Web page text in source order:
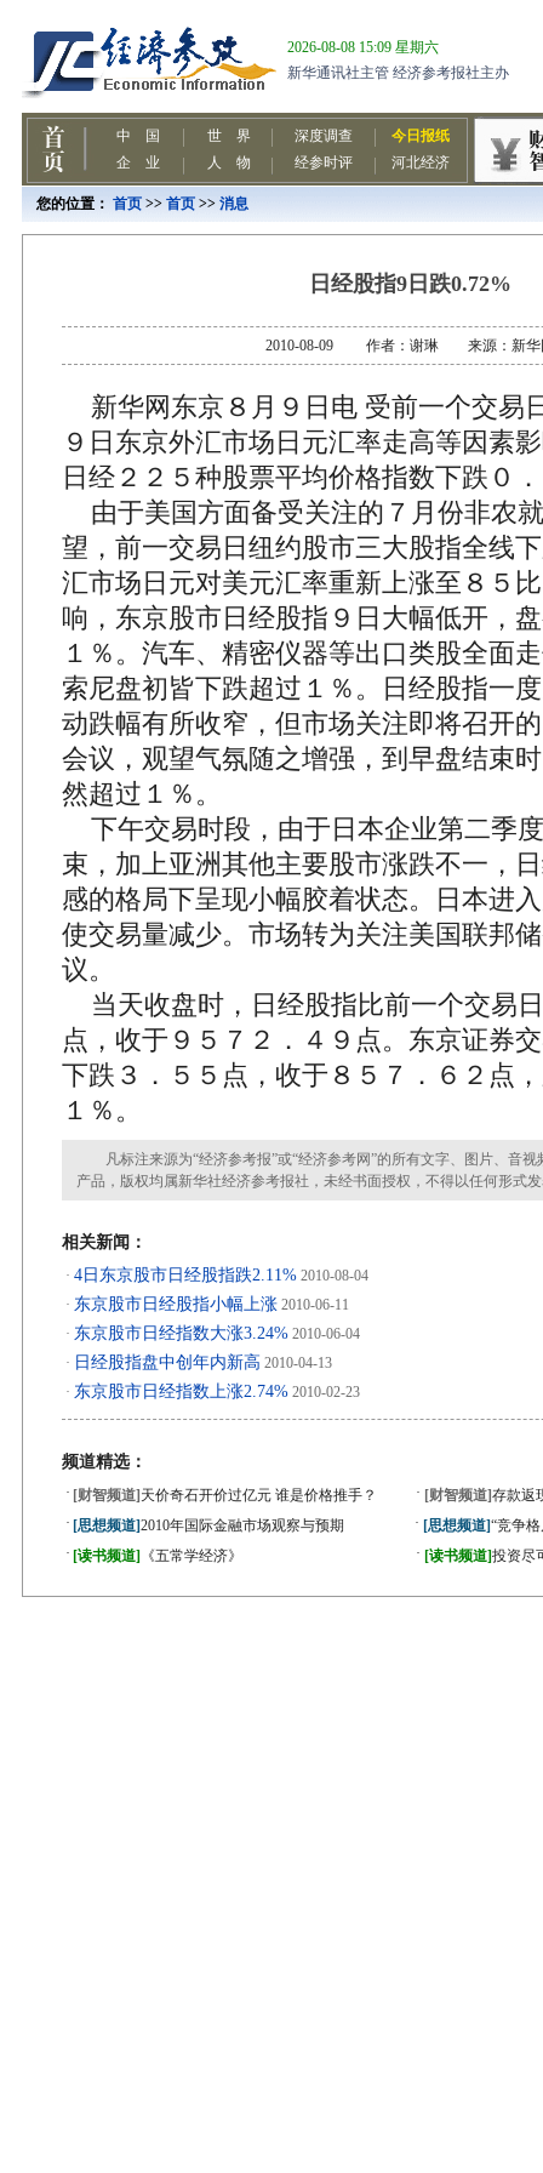
您的位置： 首页 >> 首页 >> 消息
日经股指9日跌0.72%
2010-08-09 作者：谢琳 来源：新华
新华网东京８月９日电 受前一个交易
９日东京外汇市场日元汇率走高等因素
日经２２５种股票平均价格指数下跌０
由于美国方面备受关注的７月份非农
望，前一交易日纽约股市三大股指全线
汇市场日元对美元汇率重新上涨至８５
响，东京股市日经股指９日大幅低开，
１％。汽车、精密仪器等出口类股全面
索尼盘初皆下跌超过１％。日经股指一
动跌幅有所收窄，但市场关注即将召开
会议，观望气氛随之增强，到早盘结束
然超过１％。
下午交易时段，由于日本企业第二季
束，加上亚洲其他主要股市涨跌不一，
感的格局下呈现小幅胶着状态。日本进
使交易量减少。市场转为关注美国联邦
议。
当天收盘时，日经股指比前一个交易
点，收于９５７２．４９点。东京证券
下跌３．５５点，收于８５７．６２点
１％。
凡标注来源为“经济参考报”或“经济参考网”的所有文字、图片、音视
产品，版权均属新华社经济参考报社，未经书面授权，不得以任何形式
相关新闻：
· 4日东京股市日经股指跌2.11% 2010-08-04
· 东京股市日经股指小幅上涨 2010-06-11
· 东京股市日经指数大涨3.24% 2010-06-04
· 日经股指盘中创年内新高 2010-04-13
· 东京股市日经指数上涨2.74% 2010-02-23
频道精选：
· [财智频道] 天价奇石开价过亿元 谁是价格推手？ · [财智频道]存款返
· [思想频道]2010年国际金融市场观察与预期 · [思想频道]“竞争
· [读书频道] 《五常学经济》 · [读书频道]投资尽